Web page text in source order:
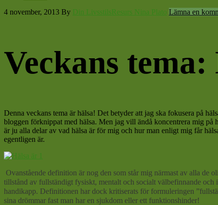
4 november, 2013 By Din LivsstilsResurs Nina Plato Lämna en
Veckans tema:
Denna veckans tema är hälsa! Det betyder att jag ska fokusera på
bloggen förknippat med hälsa. Men jag vill ändå koncentrera mig på
är ju alla delar av vad hälsa är för mig och hur man enligt mig får
egentligen är.
Ovanstående definition är nog den som står mig närmast av alla de
tillstånd av fullständigt fysiskt, mentalt och socialt välbefinnande
handikapp. Definitionen har dock kritiserats för formuleringen
sina drömmar fast man har en sjukdom eller ett funktionshinder!